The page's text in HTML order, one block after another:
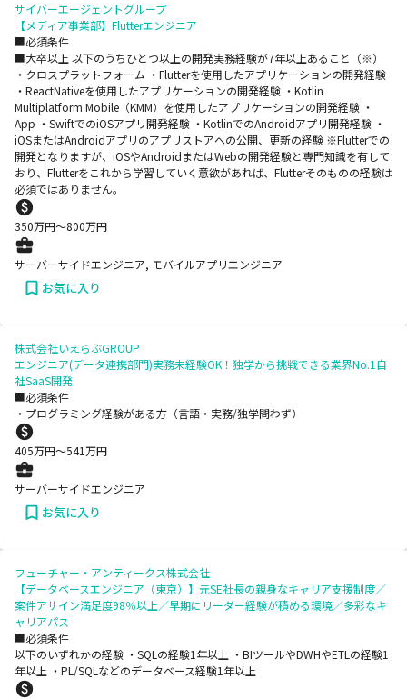
サイバーエージェントグループ
【メディア事業部】Flutterエンジニア
■必須条件
■大卒以上 以下のうちひとつ以上の開発実務経験が7年以上あること（※）
・クロスプラットフォーム ・Flutterを使用したアプリケーションの開発経験
・ReactNativeを使用したアプリケーションの開発経験 ・Kotlin
Multiplatform Mobile（KMM）を使用したアプリケーションの開発経験 ・
App ・SwiftでのiOSアプリ開発経験 ・KotlinでのAndroidアプリ開発経験 ・
iOSまたはAndroidアプリのアプリストアへの公開、更新の経験 ※Flutterでの
開発となりますが、iOSやAndroidまたはWebの開発経験と専門知識を有して
おり、Flutterをこれから学習していく意欲があれば、Flutterそのものの経験は
必須ではありません。
350万円〜800万円
サーバーサイドエンジニア, モバイルアプリエンジニア
お気に入り
株式会社いえらぶGROUP
エンジニア(データ連携部門)実務未経験OK！独学から挑戦できる業界No.1自
社SaaS開発
■必須条件
・プログラミング経験がある方（言語・実務/独学問わず）
405万円〜541万円
サーバーサイドエンジニア
お気に入り
フューチャー・アンティークス株式会社
【データベースエンジニア（東京）】元SE社長の親身なキャリア支援制度／
案件アサイン満足度98％以上／早期にリーダー経験が積める環境／多彩なキ
ャリアパス
■必須条件
以下のいずれかの経験 ・SQLの経験1年以上 ・BIツールやDWHやETLの経験1
年以上 ・PL/SQLなどのデータベース経験1年以上